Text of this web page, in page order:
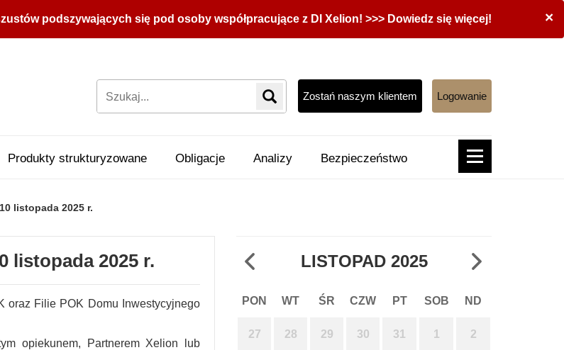
×
podszywających się pod osoby współpracujące z DI Xelion! >>> Dowiedz się więcej!
Zostań naszym klientem Logowanie
Produkty strukturyzowane Obligacje Analizy Bezpieczeństwo
listopada 2025 r.
listopada 2025 r.
oraz Filie POK Domu Inwestycyjnego
opiekunem, Partnerem Xelion lub
LISTOPAD 2025
PON WT ŚR CZW PT SOB ND
27 28 29 30 31 1 2